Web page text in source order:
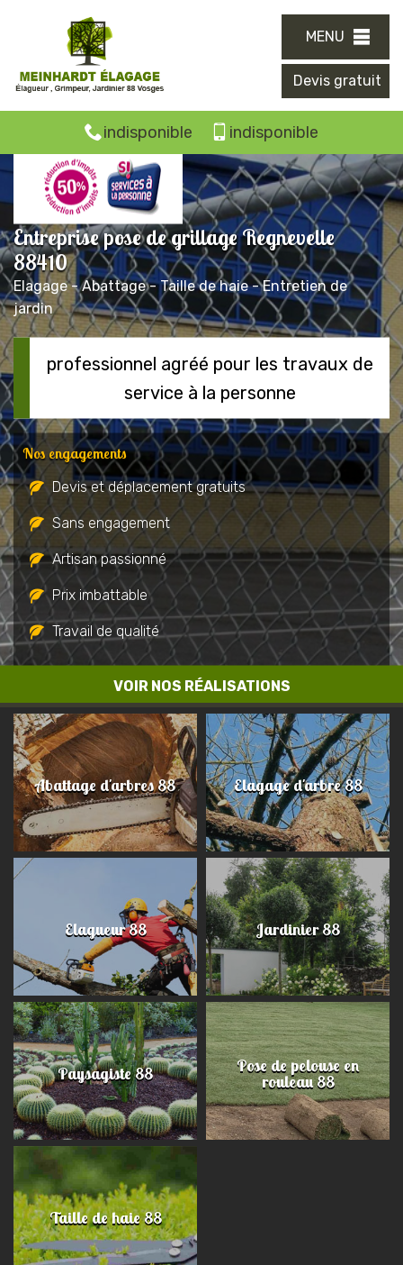
MENU
Devis gratuit
indisponible indisponible
Entreprise pose de grillage Regnevelle
88410
Elagage - Abattage - Taille de haie - Entretien de
jardin
VOIR NOS RÉALISATIONS
professionnel agréé pour les travaux de
service à la personne
Nos engagements
Devis et déplacement gratuits
Sans engagement
Artisan passionné
Prix imbattable
Travail de qualité
Abattage d'arbres 88 Elagage d'arbre 88
Elagueur 88 Jardinier 88
Paysagiste 88 Pose de pelouse en
rouleau 88
Taille de haie 88